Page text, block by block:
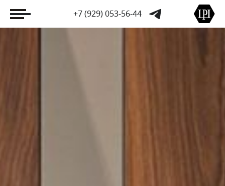
+7 (929) 053-56-44